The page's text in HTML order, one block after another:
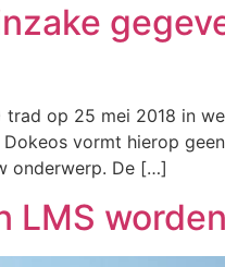
op 25 mei 2018 in
vormt hierop
onderwerp. De […]
LMS